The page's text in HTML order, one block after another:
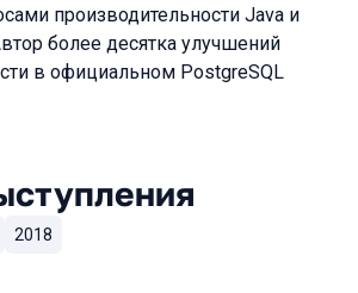
производительности Java и
более десятка улучшений
в официальном PostgreSQL
2018